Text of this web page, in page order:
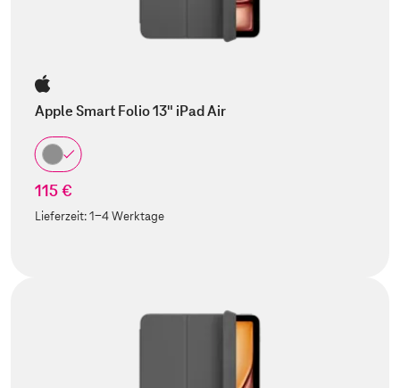
Apple Smart Folio 13" iPad Air
115 €
Lieferzeit:1-4 Werktage